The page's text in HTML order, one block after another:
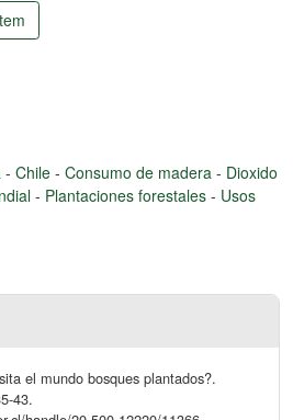
- Chile - Consumo de madera - Dioxido
- Plantaciones forestales - Usos
el mundo bosques plantados?.
43.